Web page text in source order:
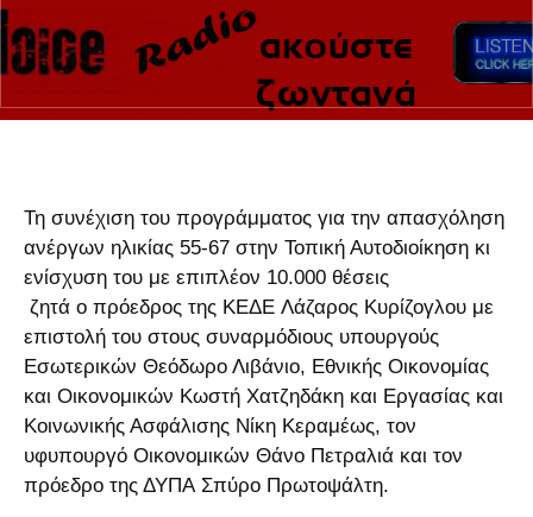
Τη συνέχιση του προγράμματος για την απασχόληση
ανέργων ηλικίας 55-67 στην Τοπική Αυτοδιοίκηση κι
ενίσχυση του με επιπλέον 10.000 θέσεις
ζητά ο πρόεδρος της ΚΕΔΕ Λάζαρος Κυρίζογλου με
επιστολή του στους συναρμόδιους υπουργούς
Εσωτερικών Θεόδωρο Λιβάνιο, Εθνικής Οικονομίας
και Οικονομικών Κωστή Χατζηδάκη και Εργασίας και
Κοινωνικής Ασφάλισης Νίκη Κεραμέως, τον
υφυπουργό Οικονομικών Θάνο Πετραλιά και τον
πρόεδρο της ΔΥΠΑ Σπύρο Πρωτοψάλτη.